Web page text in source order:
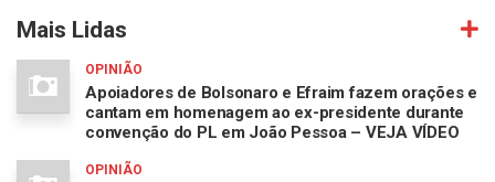
Mais Lidas
OPINIÃO
Apoiadores de Bolsonaro e Efraim fazem orações e
cantam em homenagem ao ex-presidente durante
convenção do PL em João Pessoa – VEJA VÍDEO
OPINIÃO